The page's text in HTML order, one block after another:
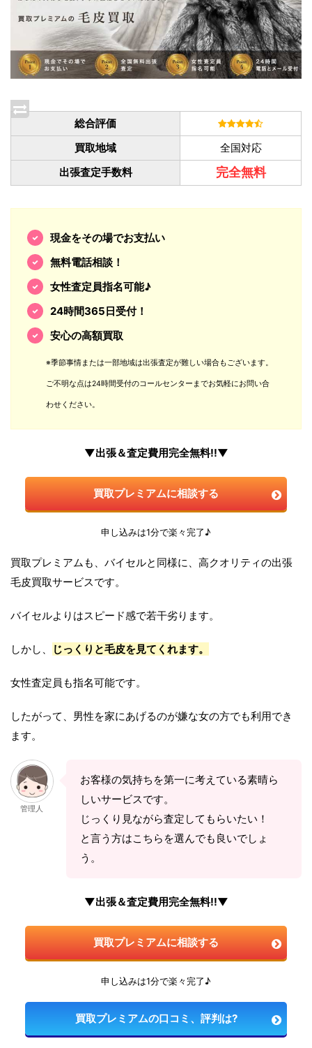
総合評価
買取地域
全国対応
出張査定手数料
完全無料
現金をその場でお支払い
無料電話相談！
女性査定員指名可能♪
24時間365日受付！
安心の高額買取
※季節事情または一部地域は出張査定が難しい場合もございます。
ご不明な点は24時間受付のコールセンターまでお気軽にお問い合
わせください。
▼出張＆査定費用完全無料!!▼
買取プレミアムに相談する
申し込みは1分で楽々完了♪
買取プレミアムも、バイセルと同様に、高クオリティの出張
毛皮買取サービスです。
バイセルよりはスピード感で若干劣ります。
しかし、 じっくりと毛皮を見てくれます。
女性査定員も指名可能です。
したがって、男性を家にあげるのが嫌な女の方でも利用でき
ます。
管理人
お客様の気持ちを第一に考えている素晴ら
しいサービスです。
じっくり見ながら査定してもらいたい！
と言う方はこちらを選んでも良いでしょ
う。
▼出張＆査定費用完全無料!!▼
買取プレミアムに相談する
申し込みは1分で楽々完了♪
買取プレミアムの口コミ、評判は?